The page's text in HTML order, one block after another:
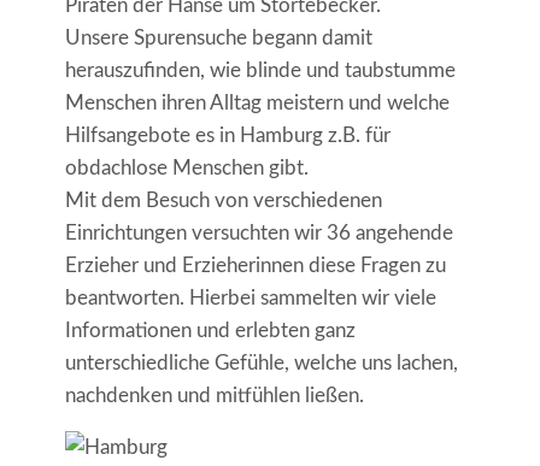
Piraten der Hanse um Störtebecker.
Unsere Spurensuche begann damit
herauszufinden, wie blinde und taubstumme
Menschen ihren Alltag meistern und welche
Hilfsangebote es in Hamburg z.B. für
obdachlose Menschen gibt.
Mit dem Besuch von verschiedenen
Einrichtungen versuchten wir 36 angehende
Erzieher und Erzieherinnen diese Fragen zu
beantworten. Hierbei sammelten wir viele
Informationen und erlebten ganz
unterschiedliche Gefühle, welche uns lachen,
nachdenken und mitfühlen ließen.